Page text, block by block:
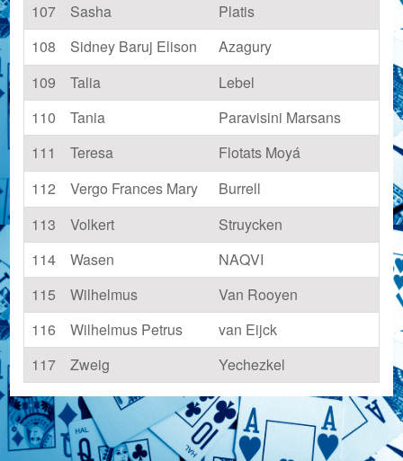
107
Sasha
Platis
108
Sidney Baruj Elison
Azagury
109
Talia
Lebel
110
Tania
Paravisini Marsans
111
Teresa
Flotats Moyá
112
Vergo Frances Mary
Burrell
113
Volkert
Struycken
114
Wasen
NAQVI
115
Wilhelmus
Van Rooyen
116
Wilhelmus Petrus
van Eijck
117
Zweig Yechezkel